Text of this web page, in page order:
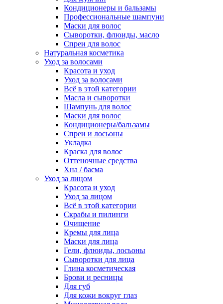
Кондиционеры и бальзамы
Профессиональные шампуни
Маски для волос
Сыворотки, флюиды, масло
Спреи для волос
Натуральная косметика
Уход за волосами
Красота и уход
Уход за волосами
Всё в этой категории
Масла и сыворотки
Шампунь для волос
Маски для волос
Кондиционеры/бальзамы
Спреи и лосьоны
Укладка
Краска для волос
Оттеночные средства
Хна / басма
Уход за лицом
Красота и уход
Уход за лицом
Всё в этой категории
Скрабы и пилинги
Очищение
Кремы для лица
Маски для лица
Гели, флюиды, лосьоны
Сыворотки для лица
Глина косметическая
Брови и ресницы
Для губ
Для кожи вокруг глаз